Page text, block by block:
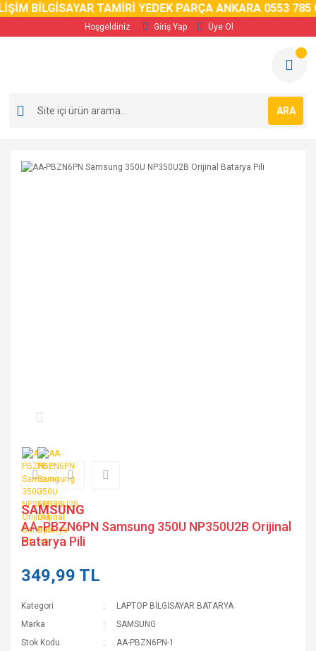
BİLGİSAYAR TAMİRİ YEDEK PARÇA ANKARA 0553 785 02
Hoşgeldiniz Giriş Yap Üye Ol
ARA
SAMSUNG
AA-PBZN6PN Samsung 350U NP350U2B Orijinal
Batarya Pili
349,99 TL
Kategori
LAPTOP BİLGİSAYAR BATARYA
Marka
SAMSUNG
Stok Kodu
AA-PBZN6PN-1